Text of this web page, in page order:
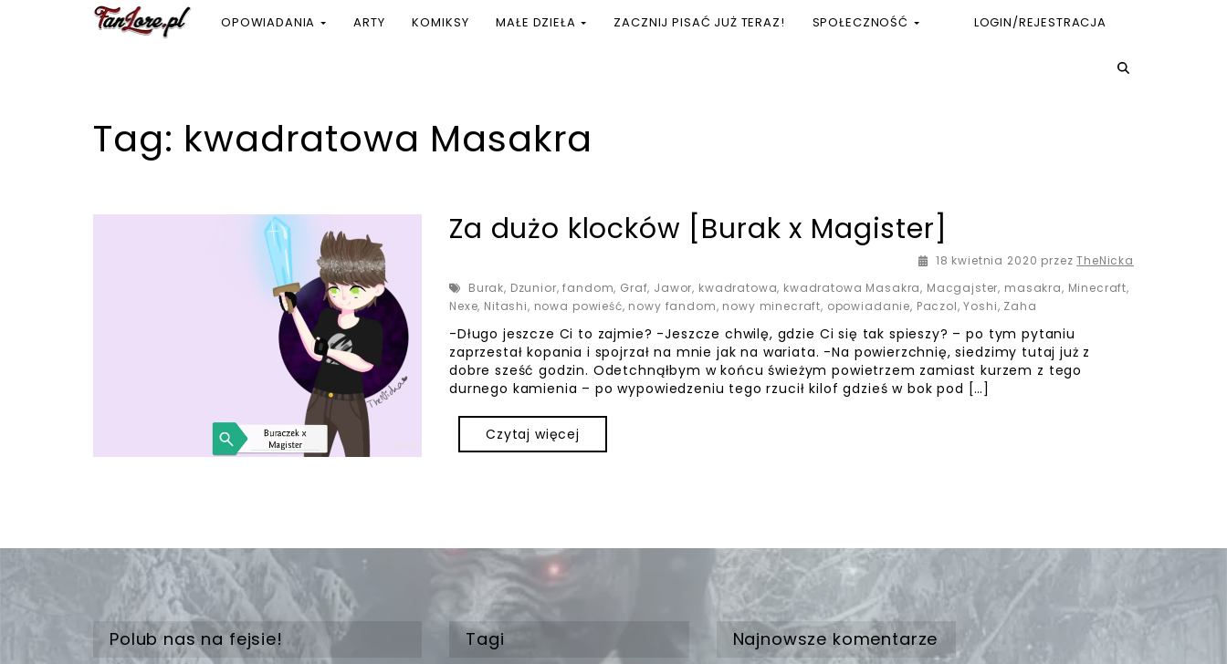
OPOWIADANIA ARTY KOMIKSY MAŁE DZIEŁA ZACZNIJ PISAĆ JUŻ TERAZ! SPOŁECZNOŚĆ LOGIN/REJESTRACJA
Tag: kwadratowa Masakra
Za dużo klocków [Burak x Magister]
18 kwietnia 2020 17 maja 2020
przezTheNicka
Burak, Dzunior,fandom, Graf, Jawor, kwadratowa, kwadratowa Masakra, Macgajster, masakra, Minecraft,
Nexe, Nitashi, nowa powieść, nowy fandom, nowy minecraft, opowiadanie, Paczol,Yoshi, Zaha
-Długo jeszcze Ci to zajmie? -Jeszcze chwilę, gdzie Ci się tak spieszy? – po tym pytaniu
zaprzestał kopania i spojrzał na mnie jak na wariata. -Na powierzchnię, siedzimy tutaj już z
dobre sześć godzin. Odetchnąłbym w końcu świeżym powietrzem zamiast kurzem z tego
durnego kamienia – po wypowiedzeniu tego rzucił kilof gdzieś w bok pod […]
Czytaj więcej
Polub nas na fejsie! Tagi Najnowsze komentarze